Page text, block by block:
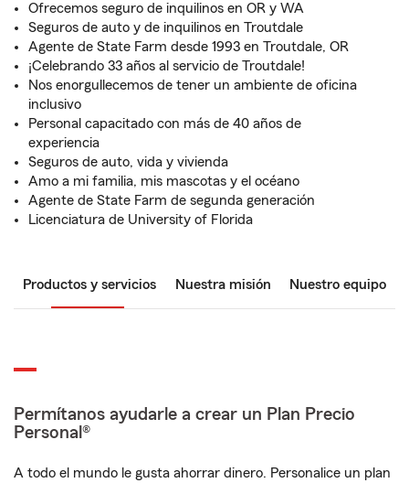
Ofrecemos seguro de inquilinos en OR y WA
Seguros de auto y de inquilinos en Troutdale
Agente de State Farm desde 1993 en Troutdale, OR
¡Celebrando 33 años al servicio de Troutdale!
Nos enorgullecemos de tener un ambiente de oficina
inclusivo
Personal capacitado con más de 40 años de
experiencia
Seguros de auto, vida y vivienda
Amo a mi familia, mis mascotas y el océano
Agente de State Farm de segunda generación
Licenciatura de University of Florida
Productos y servicios Nuestra misión Nuestro equipo
Permítanos ayudarle a crear un Plan Precio
Personal®
A todo el mundo le gusta ahorrar dinero. Personalice un plan